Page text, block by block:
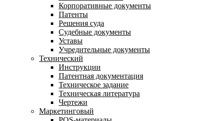
Корпоративные документы
Патенты
Решения суда
Судебные документы
Уставы
Учредительные документы
Технический
Инструкции
Патентная документация
Техническое задание
Техническая литература
Чертежи
Маркетинговый